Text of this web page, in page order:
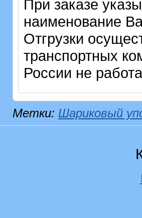
При заказе
наименование
Отгрузки
транспортных
России не
Метки: Шариковый